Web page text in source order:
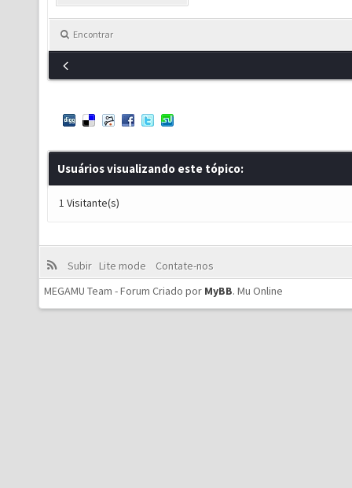
Encontrar
Usuários visualizando este tópico:
1 Visitante(s)
Subir Lite mode
Contate-nos
MEGAMU Team - Forum Criado por MyBB. Mu Online